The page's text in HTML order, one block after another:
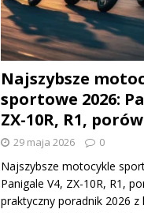
Najszybsze
sportowe 2026:
ZX-10R, R1,
29 maja 2026 0
Najszybsze motocykle
Panigale V4, ZX-10R, R1,
praktyczny poradnik 2026 z